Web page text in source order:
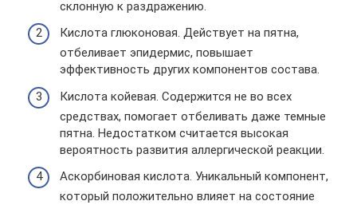
склонную к раздражению.
Кислота глюконовая. Действует на пятна,
отбеливает эпидермис, повышает
эффективность других компонентов состава.
Кислота койевая. Содержится не во всех
средствах, помогает отбеливать даже темные
пятна. Недостатком считается высокая
вероятность развития аллергической реакции.
Аскорбиновая кислота. Уникальный компонент,
который положительно влияет на состояние